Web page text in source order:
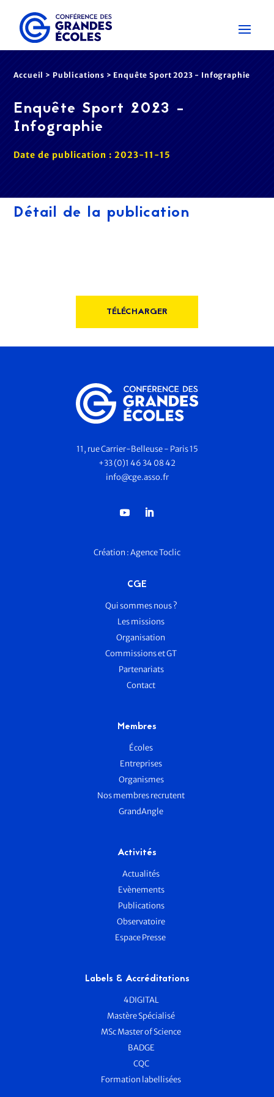
Accueil > Publications > Enquête Sport 2023 - Infographie
Enquête Sport 2023 -
Infographie
Date de publication : 2023-11-15
Détail de la publication
TÉLÉCHARGER
11, rue Carrier-Belleuse - Paris 15
+33 (0)1 46 34 08 42
info@cge.asso.fr
Création :Agence Toclic
CGE
Qui sommes nous ?
Les missions
Organisation
Commissions et GT
Partenariats
Contact
Membres
Écoles
Entreprises
Organismes
Nos membres recrutent
GrandAngle
Activités
Actualités
Evènements
Publications
Observatoire
Espace Presse
Labels & Accréditations
4DIGITAL
Mastère Spécialisé
MSc Master of Science
BADGE
CQC
Formation labellisées